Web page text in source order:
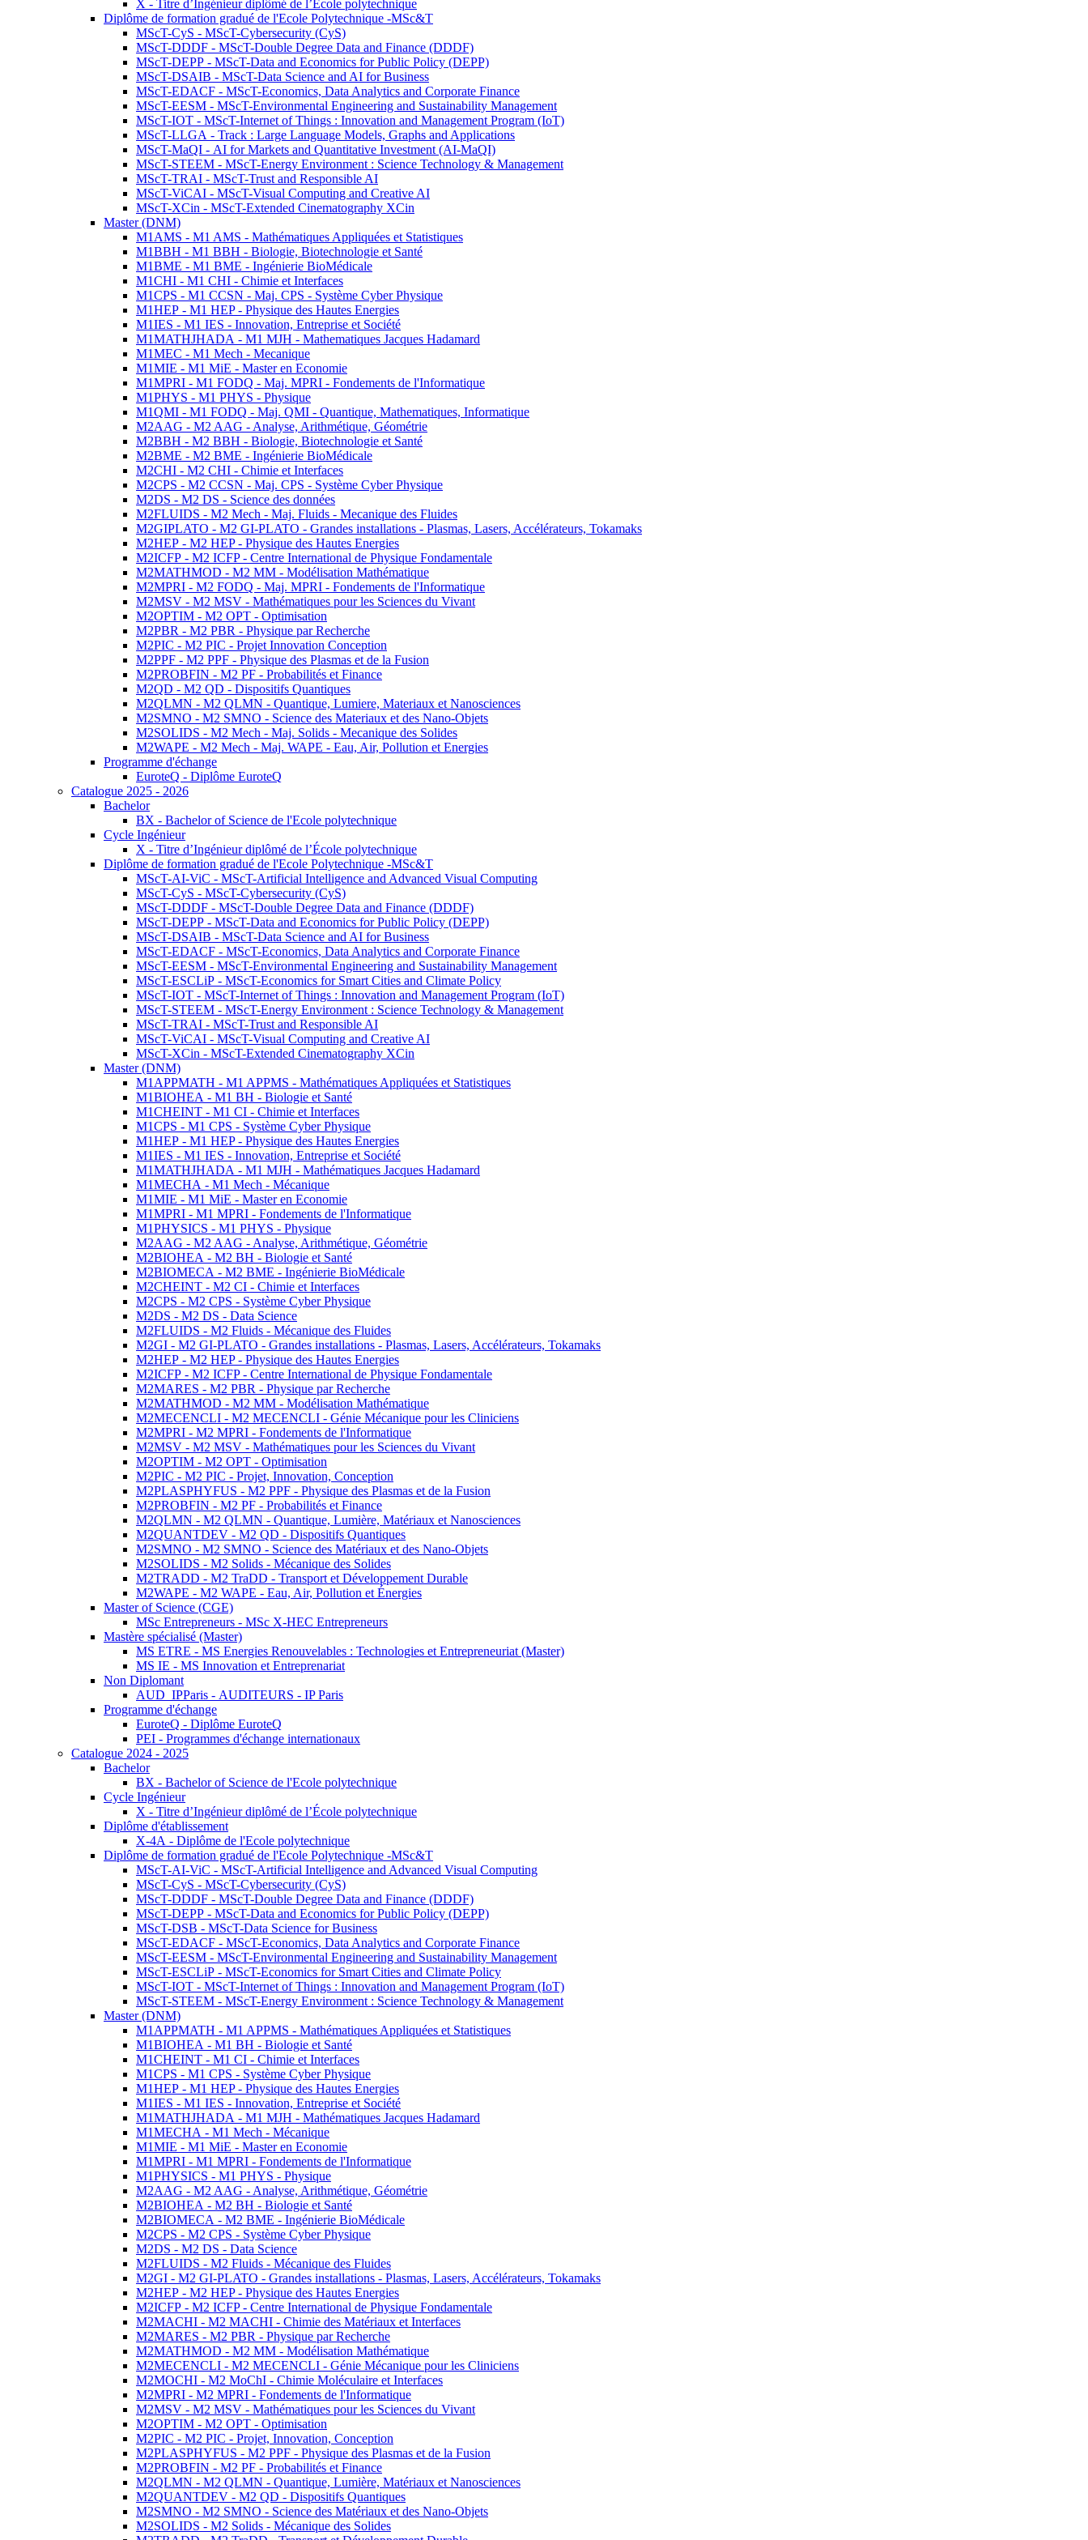
X - Titre d’Ingénieur diplômé de l’École polytechnique
Diplôme de formation gradué de l'Ecole Polytechnique -MSc&T
MScT-CyS - MScT-Cybersecurity (CyS)
MScT-DDDF - MScT-Double Degree Data and Finance (DDDF)
MScT-DEPP - MScT-Data and Economics for Public Policy (DEPP)
MScT-DSAIB - MScT-Data Science and AI for Business
MScT-EDACF - MScT-Economics, Data Analytics and Corporate Finance
MScT-EESM - MScT-Environmental Engineering and Sustainability Management
MScT-IOT - MScT-Internet of Things : Innovation and Management Program (IoT)
MScT-LLGA - Track : Large Language Models, Graphs and Applications
MScT-MaQI - AI for Markets and Quantitative Investment (AI-MaQI)
MScT-STEEM - MScT-Energy Environment : Science Technology & Management
MScT-TRAI - MScT-Trust and Responsible AI
MScT-ViCAI - MScT-Visual Computing and Creative AI
MScT-XCin - MScT-Extended Cinematography XCin
Master (DNM)
M1AMS - M1 AMS - Mathématiques Appliquées et Statistiques
M1BBH - M1 BBH - Biologie, Biotechnologie et Santé
M1BME - M1 BME - Ingénierie BioMédicale
M1CHI - M1 CHI - Chimie et Interfaces
M1CPS - M1 CCSN - Maj. CPS - Système Cyber Physique
M1HEP - M1 HEP - Physique des Hautes Energies
M1IES - M1 IES - Innovation, Entreprise et Société
M1MATHJHADA - M1 MJH - Mathematiques Jacques Hadamard
M1MEC - M1 Mech - Mecanique
M1MIE - M1 MiE - Master en Economie
M1MPRI - M1 FODQ - Maj. MPRI - Fondements de l'Informatique
M1PHYS - M1 PHYS - Physique
M1QMI - M1 FODQ - Maj. QMI - Quantique, Mathematiques, Informatique
M2AAG - M2 AAG - Analyse, Arithmétique, Géométrie
M2BBH - M2 BBH - Biologie, Biotechnologie et Santé
M2BME - M2 BME - Ingénierie BioMédicale
M2CHI - M2 CHI - Chimie et Interfaces
M2CPS - M2 CCSN - Maj. CPS - Système Cyber Physique
M2DS - M2 DS - Science des données
M2FLUIDS - M2 Mech - Maj. Fluids - Mecanique des Fluides
M2GIPLATO - M2 GI-PLATO - Grandes installations - Plasmas, Lasers, Accélérateurs, Tokamaks
M2HEP - M2 HEP - Physique des Hautes Energies
M2ICFP - M2 ICFP - Centre International de Physique Fondamentale
M2MATHMOD - M2 MM - Modélisation Mathématique
M2MPRI - M2 FODQ - Maj. MPRI - Fondements de l'Informatique
M2MSV - M2 MSV - Mathématiques pour les Sciences du Vivant
M2OPTIM - M2 OPT - Optimisation
M2PBR - M2 PBR - Physique par Recherche
M2PIC - M2 PIC - Projet Innovation Conception
M2PPF - M2 PPF - Physique des Plasmas et de la Fusion
M2PROBFIN - M2 PF - Probabilités et Finance
M2QD - M2 QD - Dispositifs Quantiques
M2QLMN - M2 QLMN - Quantique, Lumiere, Materiaux et Nanosciences
M2SMNO - M2 SMNO - Science des Materiaux et des Nano-Objets
M2SOLIDS - M2 Mech - Maj. Solids - Mecanique des Solides
M2WAPE - M2 Mech - Maj. WAPE - Eau, Air, Pollution et Energies
Programme d'échange
EuroteQ - Diplôme EuroteQ
Catalogue 2025 - 2026
Bachelor
BX - Bachelor of Science de l'Ecole polytechnique
Cycle Ingénieur
X - Titre d’Ingénieur diplômé de l’École polytechnique
Diplôme de formation gradué de l'Ecole Polytechnique -MSc&T
MScT-AI-ViC - MScT-Artificial Intelligence and Advanced Visual Computing
MScT-CyS - MScT-Cybersecurity (CyS)
MScT-DDDF - MScT-Double Degree Data and Finance (DDDF)
MScT-DEPP - MScT-Data and Economics for Public Policy (DEPP)
MScT-DSAIB - MScT-Data Science and AI for Business
MScT-EDACF - MScT-Economics, Data Analytics and Corporate Finance
MScT-EESM - MScT-Environmental Engineering and Sustainability Management
MScT-ESCLiP - MScT-Economics for Smart Cities and Climate Policy
MScT-IOT - MScT-Internet of Things : Innovation and Management Program (IoT)
MScT-STEEM - MScT-Energy Environment : Science Technology & Management
MScT-TRAI - MScT-Trust and Responsible AI
MScT-ViCAI - MScT-Visual Computing and Creative AI
MScT-XCin - MScT-Extended Cinematography XCin
Master (DNM)
M1APPMATH - M1 APPMS - Mathématiques Appliquées et Statistiques
M1BIOHEA - M1 BH - Biologie et Santé
M1CHEINT - M1 CI - Chimie et Interfaces
M1CPS - M1 CPS - Système Cyber Physique
M1HEP - M1 HEP - Physique des Hautes Energies
M1IES - M1 IES - Innovation, Entreprise et Société
M1MATHJHADA - M1 MJH - Mathématiques Jacques Hadamard
M1MECHA - M1 Mech - Mécanique
M1MIE - M1 MiE - Master en Economie
M1MPRI - M1 MPRI - Fondements de l'Informatique
M1PHYSICS - M1 PHYS - Physique
M2AAG - M2 AAG - Analyse, Arithmétique, Géométrie
M2BIOHEA - M2 BH - Biologie et Santé
M2BIOMECA - M2 BME - Ingénierie BioMédicale
M2CHEINT - M2 CI - Chimie et Interfaces
M2CPS - M2 CPS - Système Cyber Physique
M2DS - M2 DS - Data Science
M2FLUIDS - M2 Fluids - Mécanique des Fluides
M2GI - M2 GI-PLATO - Grandes installations - Plasmas, Lasers, Accélérateurs, Tokamaks
M2HEP - M2 HEP - Physique des Hautes Energies
M2ICFP - M2 ICFP - Centre International de Physique Fondamentale
M2MARES - M2 PBR - Physique par Recherche
M2MATHMOD - M2 MM - Modélisation Mathématique
M2MECENCLI - M2 MECENCLI - Génie Mécanique pour les Cliniciens
M2MPRI - M2 MPRI - Fondements de l'Informatique
M2MSV - M2 MSV - Mathématiques pour les Sciences du Vivant
M2OPTIM - M2 OPT - Optimisation
M2PIC - M2 PIC - Projet, Innovation, Conception
M2PLASPHYFUS - M2 PPF - Physique des Plasmas et de la Fusion
M2PROBFIN - M2 PF - Probabilités et Finance
M2QLMN - M2 QLMN - Quantique, Lumière, Matériaux et Nanosciences
M2QUANTDEV - M2 QD - Dispositifs Quantiques
M2SMNO - M2 SMNO - Science des Matériaux et des Nano-Objets
M2SOLIDS - M2 Solids - Mécanique des Solides
M2TRADD - M2 TraDD - Transport et Développement Durable
M2WAPE - M2 WAPE - Eau, Air, Pollution et Énergies
Master of Science (CGE)
MSc Entrepreneurs - MSc X-HEC Entrepreneurs
Mastère spécialisé (Master)
MS ETRE - MS Energies Renouvelables : Technologies et Entrepreneuriat (Master)
MS IE - MS Innovation et Entreprenariat
Non Diplomant
AUD_IPParis - AUDITEURS - IP Paris
Programme d'échange
EuroteQ - Diplôme EuroteQ
PEI - Programmes d'échange internationaux
Catalogue 2024 - 2025
Bachelor
BX - Bachelor of Science de l'Ecole polytechnique
Cycle Ingénieur
X - Titre d’Ingénieur diplômé de l’École polytechnique
Diplôme d'établissement
X-4A - Diplôme de l'Ecole polytechnique
Diplôme de formation gradué de l'Ecole Polytechnique -MSc&T
MScT-AI-ViC - MScT-Artificial Intelligence and Advanced Visual Computing
MScT-CyS - MScT-Cybersecurity (CyS)
MScT-DDDF - MScT-Double Degree Data and Finance (DDDF)
MScT-DEPP - MScT-Data and Economics for Public Policy (DEPP)
MScT-DSB - MScT-Data Science for Business
MScT-EDACF - MScT-Economics, Data Analytics and Corporate Finance
MScT-EESM - MScT-Environmental Engineering and Sustainability Management
MScT-ESCLiP - MScT-Economics for Smart Cities and Climate Policy
MScT-IOT - MScT-Internet of Things : Innovation and Management Program (IoT)
MScT-STEEM - MScT-Energy Environment : Science Technology & Management
Master (DNM)
M1APPMATH - M1 APPMS - Mathématiques Appliquées et Statistiques
M1BIOHEA - M1 BH - Biologie et Santé
M1CHEINT - M1 CI - Chimie et Interfaces
M1CPS - M1 CPS - Système Cyber Physique
M1HEP - M1 HEP - Physique des Hautes Energies
M1IES - M1 IES - Innovation, Entreprise et Société
M1MATHJHADA - M1 MJH - Mathématiques Jacques Hadamard
M1MECHA - M1 Mech - Mécanique
M1MIE - M1 MiE - Master en Economie
M1MPRI - M1 MPRI - Fondements de l'Informatique
M1PHYSICS - M1 PHYS - Physique
M2AAG - M2 AAG - Analyse, Arithmétique, Géométrie
M2BIOHEA - M2 BH - Biologie et Santé
M2BIOMECA - M2 BME - Ingénierie BioMédicale
M2CPS - M2 CPS - Système Cyber Physique
M2DS - M2 DS - Data Science
M2FLUIDS - M2 Fluids - Mécanique des Fluides
M2GI - M2 GI-PLATO - Grandes installations - Plasmas, Lasers, Accélérateurs, Tokamaks
M2HEP - M2 HEP - Physique des Hautes Energies
M2ICFP - M2 ICFP - Centre International de Physique Fondamentale
M2MACHI - M2 MACHI - Chimie des Matériaux et Interfaces
M2MARES - M2 PBR - Physique par Recherche
M2MATHMOD - M2 MM - Modélisation Mathématique
M2MECENCLI - M2 MECENCLI - Génie Mécanique pour les Cliniciens
M2MOCHI - M2 MoChI - Chimie Moléculaire et Interfaces
M2MPRI - M2 MPRI - Fondements de l'Informatique
M2MSV - M2 MSV - Mathématiques pour les Sciences du Vivant
M2OPTIM - M2 OPT - Optimisation
M2PIC - M2 PIC - Projet, Innovation, Conception
M2PLASPHYFUS - M2 PPF - Physique des Plasmas et de la Fusion
M2PROBFIN - M2 PF - Probabilités et Finance
M2QLMN - M2 QLMN - Quantique, Lumière, Matériaux et Nanosciences
M2QUANTDEV - M2 QD - Dispositifs Quantiques
M2SMNO - M2 SMNO - Science des Matériaux et des Nano-Objets
M2SOLIDS - M2 Solids - Mécanique des Solides